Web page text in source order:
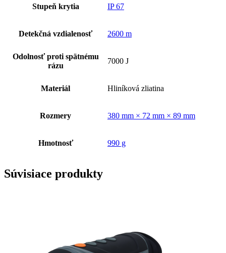
Stupeň krytia IP 67
Detekčná vzdialenosť 2600 m
Odolnosť proti spätnému
rázu
7000 J
Materiál Hliníková zliatina
Rozmery 380 mm × 72 mm × 89 mm
Hmotnosť 990 g
Súvisiace produkty